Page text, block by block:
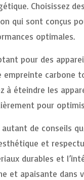
Choisissez
qui sont conçus
optimales.
pour des
empreinte carbone
à éteindre les
pour
autant de conseils
et
durables et
et apaisante dans